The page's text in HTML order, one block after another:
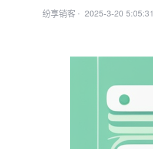
纷享销客 · 2025-3-20 5:05:31